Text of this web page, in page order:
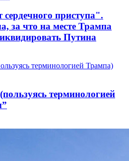
приступа".
за что на месте Трампа
Путина
терминологией